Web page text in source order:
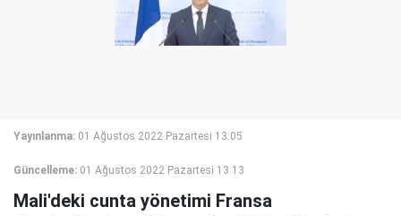
Yayınlanma: 01 Ağustos 2022 Pazartesi 13:05
Güncelleme: 01 Ağustos 2022 Pazartesi 13:13
Mali'deki cunta yönetimi Fransa